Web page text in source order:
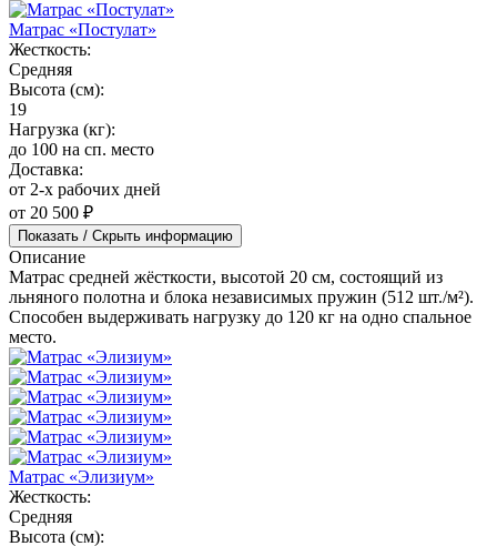
Матрас «Постулат»
Жесткость:
Средняя
Высота (см):
19
Нагрузка (кг):
до 100 на сп. место
Доставка:
от 2-х рабочих дней
от 20 500 ₽
Показать / Скрыть информацию
Описание
Матрас средней жёсткости, высотой 20 см, состоящий из
льняного полотна и блока независимых пружин (512 шт./м²).
Способен выдерживать нагрузку до 120 кг на одно спальное
место.
Матрас «Элизиум»
Жесткость:
Средняя
Высота (см):